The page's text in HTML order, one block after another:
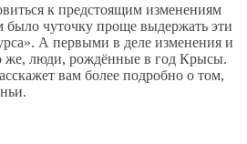
к предстоящим изменениям
было чуточку проще выдержать эти
А первыми в деле изменения и
же, люди, рождённые в год Крысы.
вам более подробно о том,